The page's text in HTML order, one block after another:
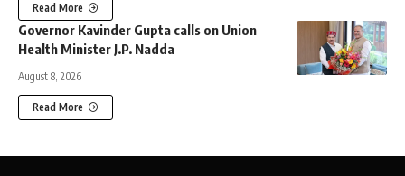
Read More
Governor Kavinder Gupta calls on Union
Health Minister J.P. Nadda
August 8, 2026
Read More